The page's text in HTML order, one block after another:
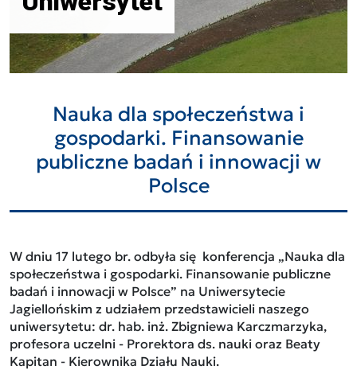
Nauka dla społeczeństwa i
gospodarki. Finansowanie
publiczne badań i innowacji w
Polsce
W dniu 17 lutego br. odbyła się konferencja „Nauka dla
społeczeństwa i gospodarki. Finansowanie publiczne
badań i innowacji w Polsce” na Uniwersytecie
Jagiellońskim z udziałem przedstawicieli naszego
uniwersytetu: dr. hab. inż. Zbigniewa Karczmarzyka,
profesora uczelni - Prorektora ds. nauki oraz Beaty
Kapitan - Kierownika Działu Nauki.